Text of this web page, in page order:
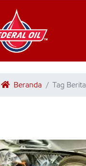
Beranda Tag